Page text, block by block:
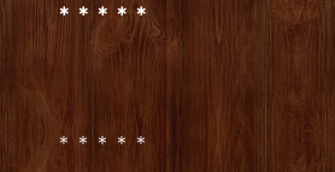
＊＊＊＊＊
＊＊＊＊＊